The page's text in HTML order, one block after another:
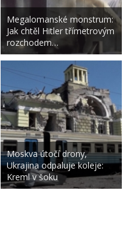
Megalomanské monstrum:
Jak chtěl Hitler třímetrovým
rozchodem…
Moskva útočí drony,
Ukrajina odpaluje koleje:
Kreml v šoku